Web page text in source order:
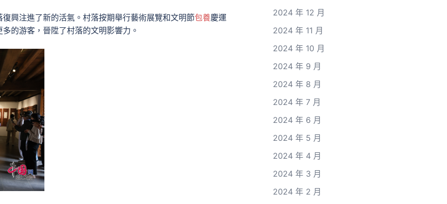
興注進了新的活氣。村落按期舉行藝術展覽和文明節包養慶運
的游客，晉陞了村落的文明影響力。
2024 年 12 月
2024 年 11 月
2024 年 10 月
2024 年 9 月
2024 年 8 月
2024 年 7 月
2024 年 6 月
2024 年 5 月
2024 年 4 月
2024 年 3 月
2024 年 2 月